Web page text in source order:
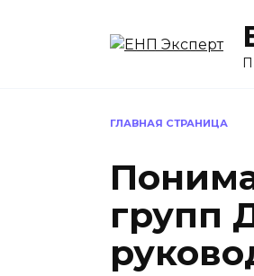
ГЛАВНАЯ СТРАНИЦА
групп